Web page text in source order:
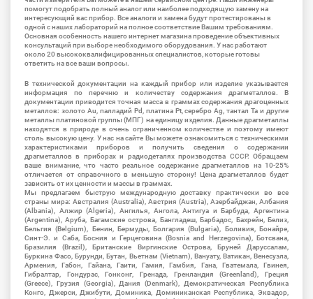
помогут подобрать полный аналог или наиболее подходящую замену на
интересующий вас прибор. Все аналоги и замена будут протестированы в
одной с наших лабораторий на полное соответствие Вашим требованиям.
Основная особенность нашего интернет магазина проведение объективных
консультаций при выборе необходимого оборудования. У нас работают
около 20 высококвалифицированных специалистов, которые готовы
ответить на все ваши вопросы.
В технической документации на каждый прибор или изделие указывается
информация по перечню и количеству содержания драгметаллов. В
документации приводится точная масса в граммах содержания драгоценных
металлов: золото Au, палладий Pd, платина Pt, серебро Ag, тантал Ta и другие
металлы платиновой группы (МПГ) на единицу изделия. Данные драгметаллы
находятся в природе в очень ограниченном количестве и поэтому имеют
столь высокую цену. У нас на сайте Вы можете ознакомиться с техническими
характеристиками приборов и получить сведения о содержании
драгметаллов в приборах и радиодеталях производства СССР. Обращаем
ваше внимание, что часто реальное содержание драгметаллов на 10-25%
отличается от справочного в меньшую сторону! Цена драгметаллов будет
зависить от их ценности и массы в граммах.
Мы предлагаем быструю международную доставку практически во все
страны мира: Австралия (Australia), Австрия (Austria), Азербайджан, Албания
(Albania), Алжир (Algeria), Ангилья, Ангола, Антигуа и Барбуда, Аргентина
(Argentina), Аруба, Багамские острова, Бангладеш, Барбадос, Бахрейн, Белиз,
Бельгия (Belgium), Бенин, Бермуды, Болгария (Bulgaria), Боливия, Бонайре,
Синт-Э. и Саба, Босния и Герцеговина (Bosnia and Herzegovina), Ботсвана,
Бразилия (Brazil), Британские Виргинские Острова, Бруней Даруссалам,
Буркина Фасо, Бурунди, Бутан, Вьетнам (Vietnam), Вануату, Ватикан, Венесуэла,
Армения, Габон, Гайана, Гаити, Гамия, Гамбия, Гана, Гватемала, Гвинея,
Гибралтар, Гондурас, Гонконг, Гренада, Гренландия (Greenland), Греция
(Greece), Грузия (Georgia), Дания (Denmark), Демократическая Республика
Конго, Джерси, Джибути, Доминика, Доминиканская Республика, Эквадор,